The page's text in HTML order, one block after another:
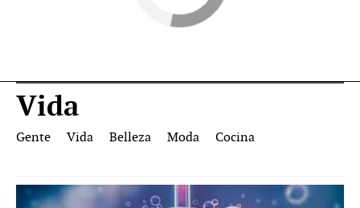
Vida
Gente Vida Belleza Moda Cocina